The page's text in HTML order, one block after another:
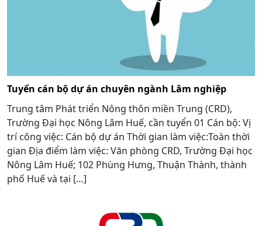
Tuyển cán bộ dự án chuyên ngành Lâm nghiệp
Trung tâm Phát triển Nông thôn miền Trung (CRD),
Trường Đại học Nông Lâm Huế, cần tuyển 01 Cán bộ: Vị
trí công việc: Cán bộ dự án Thời gian làm việc:Toàn thời
gian Địa điểm làm việc: Văn phòng CRD, Trường Đại học
Nông Lâm Huế; 102 Phùng Hưng, Thuận Thành, thành
phố Huế và tại […]